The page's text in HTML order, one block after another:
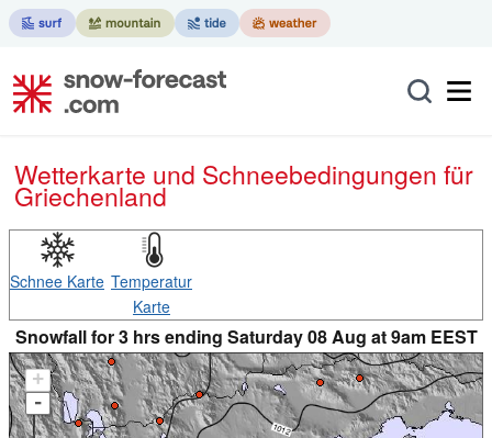
Wetterkarte und Schneebedingungen für
Griechenland
Schnee Karte Temperatur
Karte
Snowfall for 3 hrs ending Saturday 08 Aug at 9am EEST
+
-